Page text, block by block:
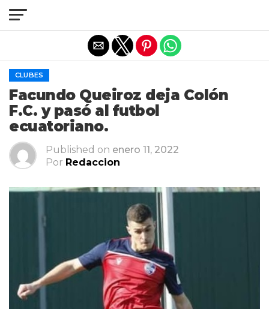
CLUBES
Facundo Queiroz deja Colón
F.C. y pasó al futbol
ecuatoriano.
Published on enero 11, 2022
Por Redaccion